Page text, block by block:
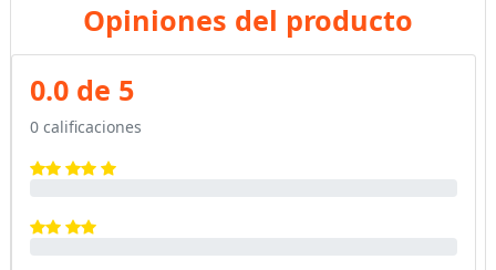
Opiniones del producto
0.0 de 5
0 calificaciones